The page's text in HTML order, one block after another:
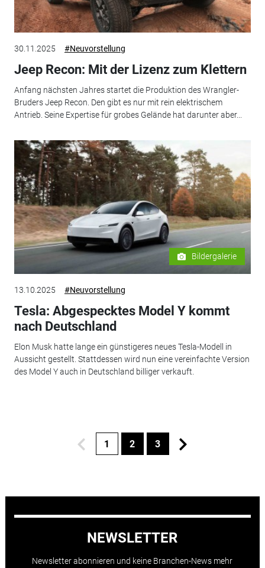
30.11.2025 #Neuvorstellung
Jeep Recon: Mit der Lizenz zum Klettern
Anfang nächsten Jahres startet die Produktion des Wrangler-
Bruders Jeep Recon. Den gibt es nur mit rein elektrischem
Antrieb. Seine Expertise für grobes Gelände hat darunter aber...
Bildergalerie
13.10.2025 #Neuvorstellung
Tesla: Abgespecktes Model Y kommt
nach Deutschland
Elon Musk hatte lange ein günstigeres neues Tesla-Modell in
Aussicht gestellt. Stattdessen wird nun eine vereinfachte Version
des Model Y auch in Deutschland billiger verkauft.
1 2 3
NEWSLETTER
Newsletter abonnieren und keine Branchen-News mehr